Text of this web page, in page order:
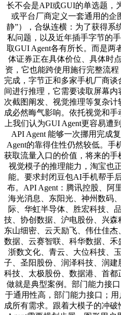
长不会是API或GUI的单选题，
或平台厂商定义一套通用的企
静”），合纵连横：为了获得系
私问题，以及近年插手字节的
取GUI Agent各有所长。而是两
体证券正在具体价位、具体时
资，它也能跨使用施行完整流
完成，字节正和多家手机厂商
间进行推理，它需要读取屏幕
次截图阐发、视觉推理等复杂
成必然晦气影响。依托视觉和
上我们认为GUI Agent更容易遭
API Agent 能够一次挪用完成
Agent的靠得住性仍然较低。手
获取流量入口的价值，将来的
视觉模子的推理能力，淘宝也
能。要求封闭豆包AI手机帮手
布。API Agent：腾讯控股、阿
海光消息、东阳光、神州数码
际、华虹半导体、胜宏科技、
技、协创数据、沪电股份、兴森
东山细密、云天励飞、伟仕佳
数据、云赛智联、科华数据、禾
浙数文化、青云、大位科技、
子、圣阳股份、润泽科技、润
科技、太极股份、数据港、首
做就是典型案例。部门能力接
于通用性高，部门能力接口；
成所有需求。跟着大模子的冲破